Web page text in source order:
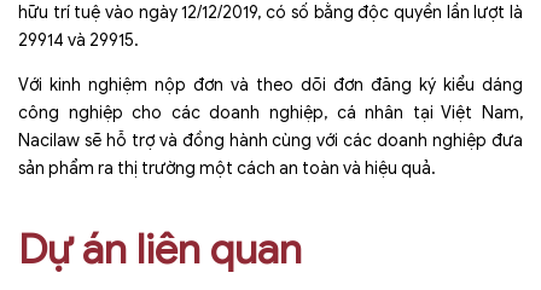
hữu trí tuệ vào ngày 12/12/2019, có số bằng độc quyền lần lượt là
29914 và 29915.
Với kinh nghiệm nộp đơn và theo dõi đơn đăng ký kiểu dáng
công nghiệp cho các doanh nghiệp, cá nhân tại Việt Nam,
Nacilaw sẽ hỗ trợ và đồng hành cùng với các doanh nghiệp đưa
sản phẩm ra thị trường một cách an toàn và hiệu quả.
Dự án liên quan